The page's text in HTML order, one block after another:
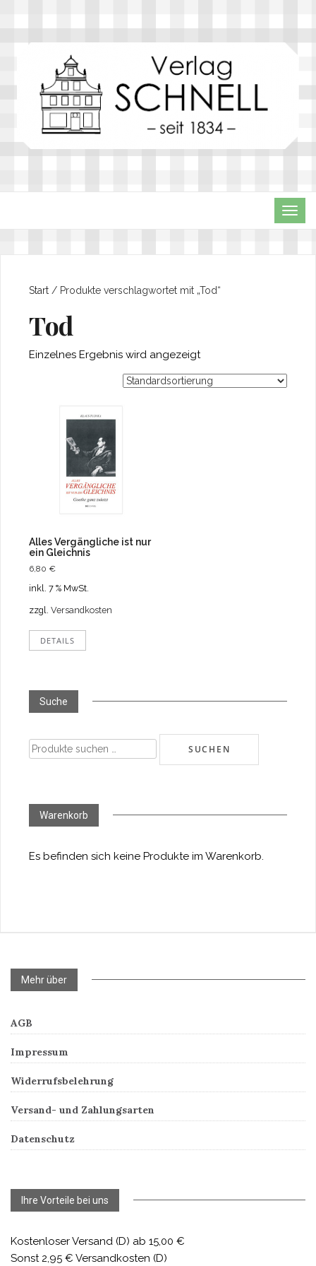
Start / Produkte verschlagwortet mit „Tod“
Tod
Einzelnes Ergebnis wird angezeigt
Alles Vergängliche ist nur
ein Gleichnis
6,80 €
inkl. 7 % MwSt.
zzgl. Versandkosten
DETAILS
Suche
Suchen
nach:
SUCHEN
Warenkorb
Es befinden sich keine Produkte im Warenkorb.
Mehr über
AGB
Impressum
Widerrufsbelehrung
Versand- und Zahlungsarten
Datenschutz
Ihre Vorteile bei uns
Kostenloser Versand (D) ab 15,00 €
Sonst 2,95 € Versandkosten (D)